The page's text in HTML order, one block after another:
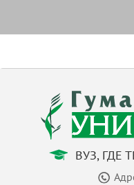
ВУЗ, ГДЕ